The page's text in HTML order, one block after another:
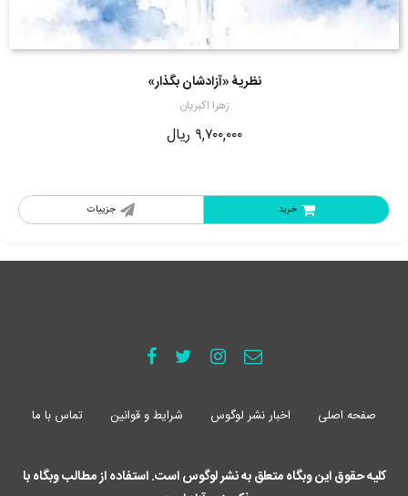
نظریۀ «آزادشان بگذار»
زهرا اکبریان
۹,۷۰۰,۰۰۰ ریال
جزییات خرید
صفحه اصلی اخبار نشر لوگوس شرایط و قوانین تماس با ما
کلیه حقوق این وبگاه متعلق به نشر لوگوس است. استفاده از مطالب وبگاه با